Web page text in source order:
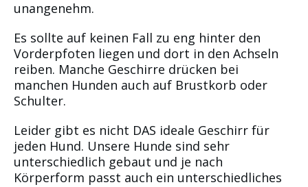
unangenehm.
Es sollte auf keinen Fall zu eng hinter den
Vorderpfoten liegen und dort in den Achseln
reiben. Manche Geschirre drücken bei
manchen Hunden auch auf Brustkorb oder
Schulter.
Leider gibt es nicht DAS ideale Geschirr für
jeden Hund. Unsere Hunde sind sehr
unterschiedlich gebaut und je nach
Körperform passt auch ein unterschiedliches